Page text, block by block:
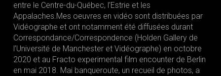
entre le Centre-du-Québec, l’Estrie et les
Appalaches.Mes oeuvres en vidéo sont distribuées par
Vidéographe et ont notamment été diffusées durant
Correspondance/Correspondence (Holden Gallery de
l’Université de Manchester et Vidéographe) en octobre
2020 et au Fracto experimental film encounter de Berlin
en mai 2018. Mai banqueroute, un recueil de photos, a